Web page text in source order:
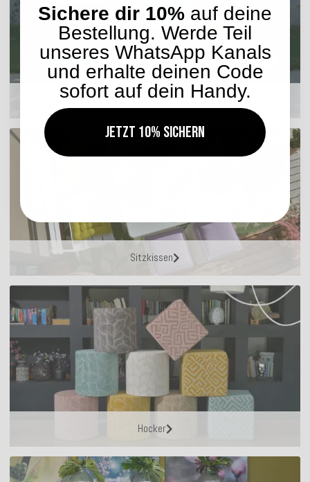
Outdoor Kissen
Sitzkissen
Hocker
Sichere dir 10% auf deine
Bestellung. Werde Teil
unseres WhatsApp Kanals
und erhalte deinen Code
sofort auf dein Handy.
Jetzt 10% sichern